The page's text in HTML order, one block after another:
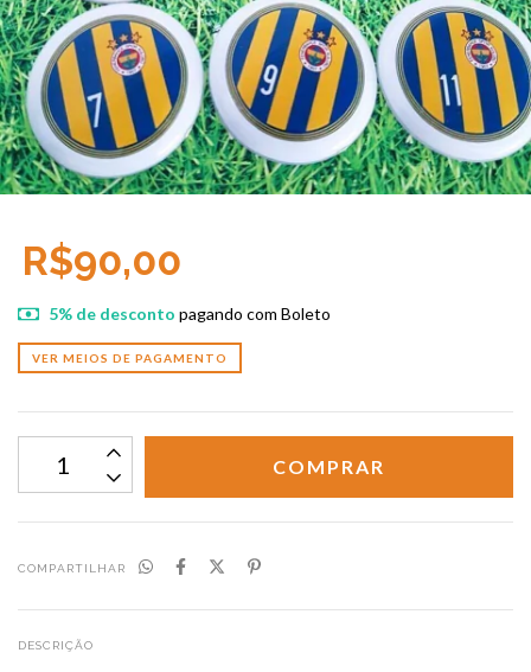
R$90,00
5% de desconto pagando com Boleto
VER MEIOS DE PAGAMENTO
COMPARTILHAR
DESCRIÇÃO